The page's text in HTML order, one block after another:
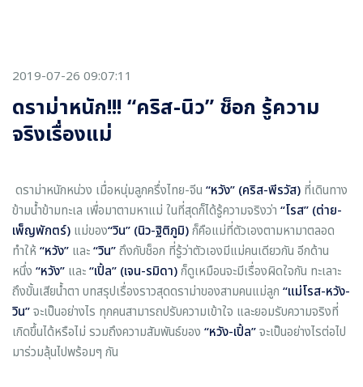
2019-07-26 09:07:11
ดราม่าหนัก!!! “คริส-นิว” ช็อก รู้ความ
จริงเรื่องแม่
ดราม่าหนักหน่วง เมื่อหนุ่มลูกครึ่งไทย-จีน “หวัง” (คริส-พีรวัส) ที่เดินทาง
ข้ามน้ำข้ามทะเล เพื่อมาตามหาแม่ ในที่สุดก็ได้รู้ความจริงว่า “โรส” (ต่าย-
เพ็ญพักตร์) แม่ของ“วิน” (นิว-ฐิติภูมิ)ก็คือแม่ที่ตัวเองตามหามาตลอด
ทำให้ “หวัง” และ“วิน”ถึงกับช็อก ที่รู้ว่าตัวเองมีแม่คนเดียวกัน อีกด้าน
หนึ่ง “หวัง” และ“เปิ้ล” (เจน-รมิดา)ก็ดูเหมือนจะมีเรื่องผิดใจกัน ทะเลาะ
ถึงขั้นเสียน้ำตา บทสรุปเรื่องราวสุดดราม่าของสามคนแม่ลูก “แม่โรส-หวัง-
วิน”จะเป็นอย่างไร ทุกคนสามารถปรับความเข้าใจ และยอมรับความจริงที่
เกิดขึ้นได้หรือไม่ รวมถึงความสัมพันธ์ของ “หวัง-เปิ้ล”จะเป็นอย่างไรต่อไป
มาร่วมลุ้นไปพร้อมๆ กัน